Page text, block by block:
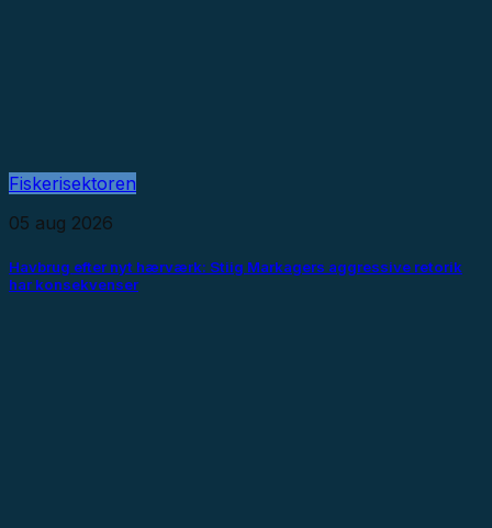
Fiskerisektoren
05 aug 2026
Havbrug efter nyt hærværk: Stiig Markagers aggressive retorik
har konsekvenser